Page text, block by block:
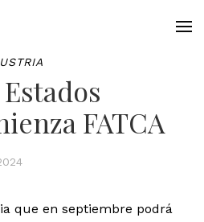
FATCA
que en septiembre podrá